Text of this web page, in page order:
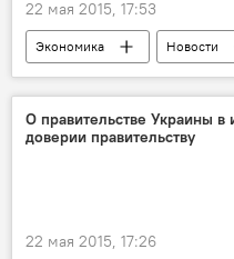
22 мая 2015, 17:53
Экономика Новости
Республика Молдова
Национальный банк Молдовы
банковский сектор
О правительстве Украины в
доверии правительству
22 мая 2015, 17:26